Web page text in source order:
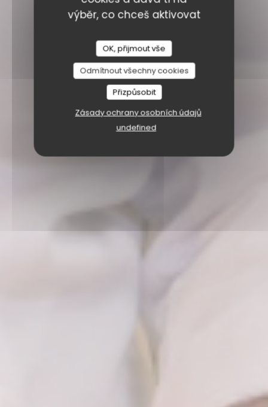
výběr, co chceš aktivovat
OK, přijmout vše
Odmítnout všechny cookies
Přizpůsobit
Zásady ochrany osobních údajů
undefined